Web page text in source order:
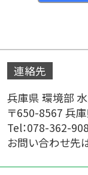
連絡先
兵庫県 環境部
〒650-8567 兵
Tel：078-362-
お問い合わせ先